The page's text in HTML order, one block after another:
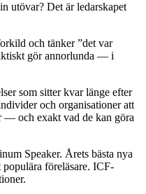
utövar? Det är ledarskapet
och tänker ”det var
gör annorlunda — i
som sitter kvar länge efter
och organisationer att
— och exakt vad de kan göra
Speaker. Årets bästa nya
populära föreläsare. ICF-